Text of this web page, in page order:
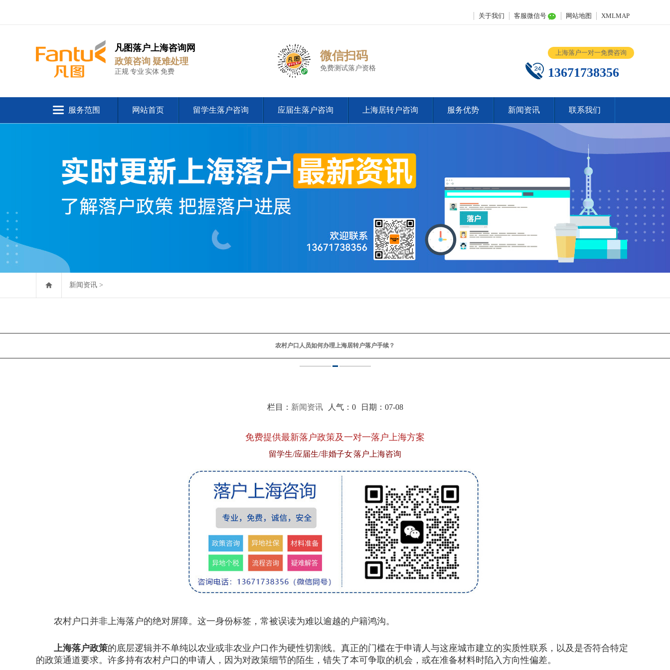
关于我们 客服微信号 网站地图 XMLMAP
凡图落户上海咨询网
政策咨询 疑难处理
正规 专业 实体 免费
微信扫码
免费测试落户资格
上海落户一对一免费咨询
13671738356
服务范围 网站首页 留学生落户咨询 应届生落户咨询 上海居转户咨询 服务优势 新闻资讯 联系我们
新闻资讯 >
农村户口人员如何办理上海居转户落户手续？
栏目： 新闻资讯人气： 0日期：07-08
免费提供最新落户政策及一对一落户上海方案
留学生/应届生/非婚子女 落户上海咨询
农村户口并非上海落户的绝对屏障。这一身份标签，常被误读为难以逾越的户籍鸿沟。
上海落户政策的底层逻辑并不单纯以农业或非农业户口作为硬性切割线。真正的门槛在于申请人与这座城市建立的实质性联系，以及是否符合特定
的政策通道要求。许多持有农村户口的申请人，因为对政策细节的陌生，错失了本可争取的机会，或在准备材料时陷入方向性偏差。